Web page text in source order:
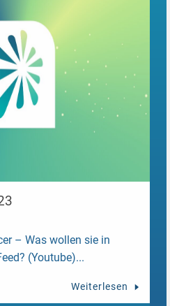
– Was wollen sie in
(Youtube)...
Weiterlesen